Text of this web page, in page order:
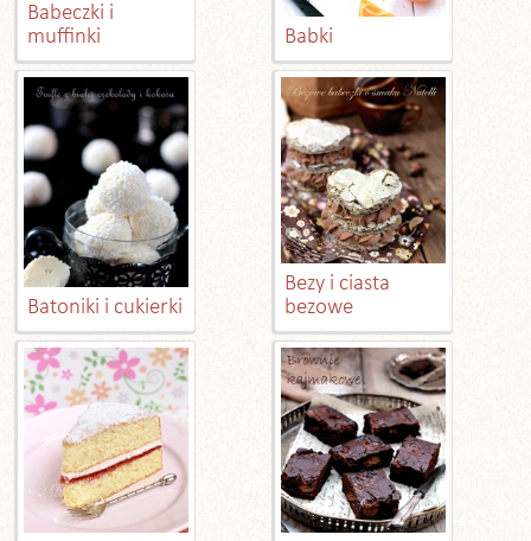
Babeczki i
muffinki
Babki
Batoniki i cukierki
Bezy i ciasta
bezowe